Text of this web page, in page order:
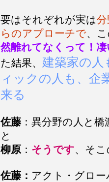
要はそれぞれが実は
らのアプローチで、
然離れてなくって！
た結果、 建築家の
ィックの人も、
来る
佐藤 ：異分野の人と
と
柳原 ： そうです、そ
佐藤： アクト・グロ